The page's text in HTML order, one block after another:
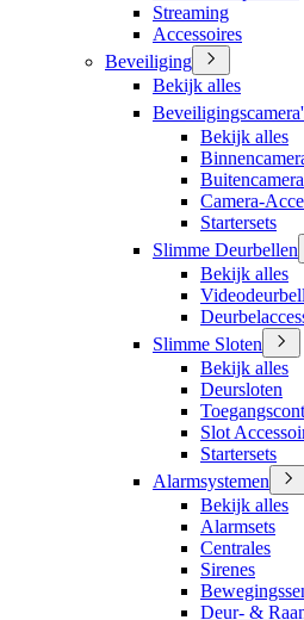
Streaming
Accessoires
Beveiliging
Bekijk alles
Bekijk alles
Camera-
Startersets
Slimme Deurbellen
Bekijk alles
Slimme Sloten
Bekijk alles
Deursloten
Slot
Startersets
Alarmsystemen
Bekijk alles
Alarmsets
Centrales
Sirenes
Deur- &